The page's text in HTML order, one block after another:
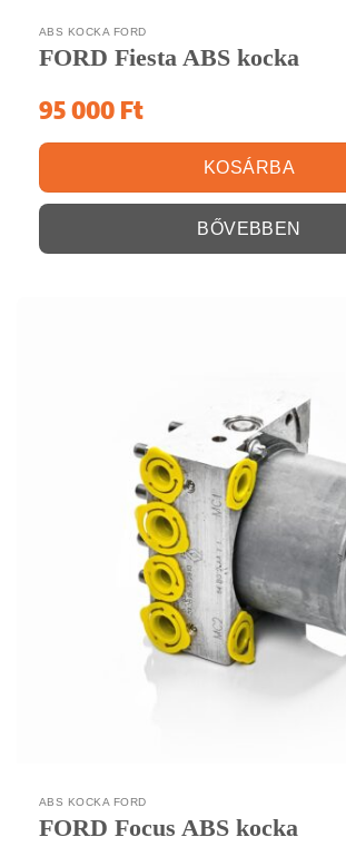
ABS KOCKA FORD
FORD Fiesta ABS kocka
95 000 Ft
KOSÁRBA
BŐVEBBEN
ABS KOCKA FORD
FORD Focus ABS kocka